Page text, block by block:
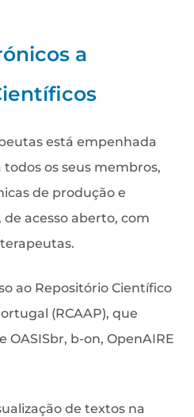
a
está empenhada
os seus membros,
de produção e
acesso aberto, com
ao Repositório Científico
(RCAAP), que
b-on, OpenAIRE
de textos na